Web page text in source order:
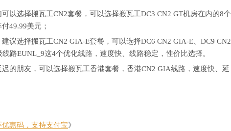
以选择搬瓦工CN2套餐，可以选择搬瓦工DC3 CN2 GT机房在内的8个
49.99美元；
议选择搬瓦工CN2 GIA-E套餐，可以选择DC6 CN2 GIA-E、DC9 CN2
路EUNL_9这4个优化线路，速度快、线路稳定，性价比选择。
迟的朋友，可以选择搬瓦工香港套餐，香港CN2 GIA线路，速度快、延
惠码，支持支付宝》